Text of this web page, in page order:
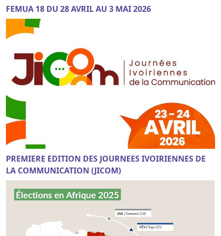
FEMUA 18 DU 28 AVRIL AU 3 MAI 2026
PREMIERE EDITION DES JOURNEES IVOIRIENNES DE
LA COMMUNICATION (JICOM)